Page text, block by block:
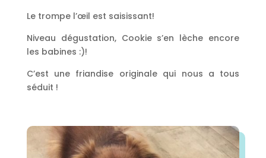
Le trompe l’œil est saisissant!
Niveau dégustation, Cookie s’en lèche encore
les babines :)!
C’est une friandise originale qui nous a tous
séduit !